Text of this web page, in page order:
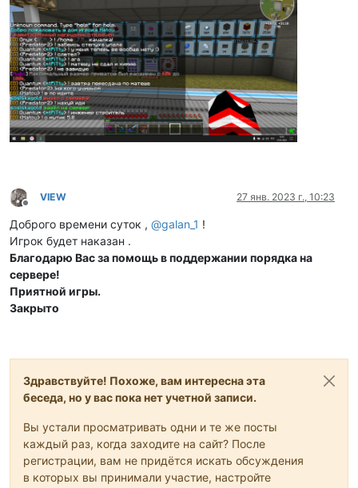
Не в сети
VIEW 27 янв. 2023 г., 10:23
Доброго времени суток , @galan_1 !
Игрок будет наказан .
Благодарю Вас за помощь в поддержании порядка на
сервере!
Приятной игры.
Закрыто
Здравствуйте! Похоже, вам интересна эта
беседа, но у вас пока нет учетной записи.
Вы устали просматривать одни и те же посты
каждый раз, когда заходите на сайт? После
регистрации, вам не придётся искать обсуждения
в которых вы принимали участие, настройте